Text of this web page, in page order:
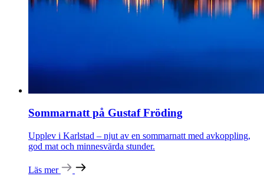
Sommarnatt på Gustaf Fröding
Upplev i Karlstad – njut av en sommarnatt med avkoppling,
god mat och minnesvärda stunder.
Läs mer